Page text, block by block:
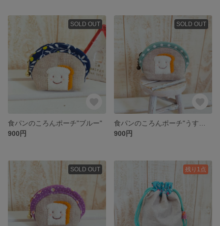
SOLD OUT
食パンのころんポーチ"ブルー"
900円
SOLD OUT
900円
SOLD OUT 残り1点